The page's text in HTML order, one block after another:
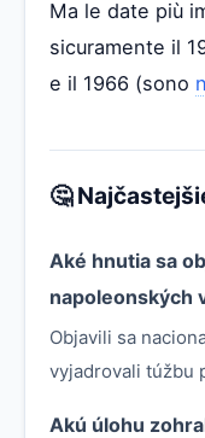
Ma le date più
sicuramente il
e il 1966 (sono
🤔
Aké hnutia sa
napoleonských
Objavili sa
vyjadrovali túžbu
Akú úlohu